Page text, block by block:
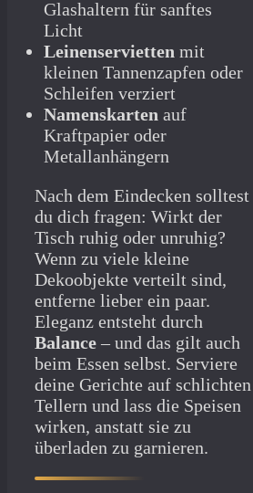
Glashaltern für sanftes
Licht
Leinenservietten mit
kleinen Tannenzapfen oder
Schleifen verziert
Namenskarten auf
Kraftpapier oder
Metallanhängern
Nach dem Eindecken solltest
du dich fragen: Wirkt der
Tisch ruhig oder unruhig?
Wenn zu viele kleine
Dekoobjekte verteilt sind,
entferne lieber ein paar.
Eleganz entsteht durch
Balance – und das gilt auch
beim Essen selbst. Serviere
deine Gerichte auf schlichten
Tellern und lass die Speisen
wirken, anstatt sie zu
überladen zu garnieren.